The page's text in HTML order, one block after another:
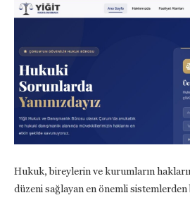
Hukuk, bireylerin ve kurumların
düzeni sağlayan en önemli